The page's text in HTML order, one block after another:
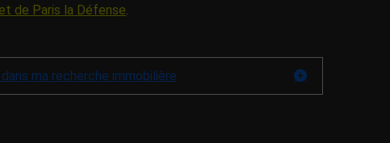
de Paris la Défense.
ma recherche immobilière